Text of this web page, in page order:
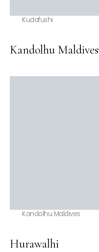
Kudafushi
Kandolhu Maldives
Kandolhu Maldives
Hurawalhi